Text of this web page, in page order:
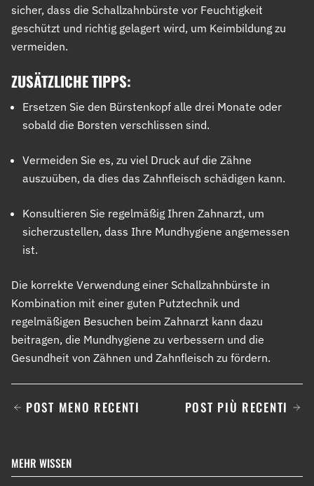
sicher, dass die Schallzahnbürste vor Feuchtigkeit
geschützt und richtig gelagert wird, um Keimbildung zu
vermeiden.
ZUSÄTZLICHE TIPPS:
Ersetzen Sie den Bürstenkopf alle drei Monate oder
sobald die Borsten verschlissen sind.
Vermeiden Sie es, zu viel Druck auf die Zähne
auszuüben, da dies das Zahnfleisch schädigen kann.
Konsultieren Sie regelmäßig Ihren Zahnarzt, um
sicherzustellen, dass Ihre Mundhygiene angemessen
ist.
Die korrekte Verwendung einer Schallzahnbürste in
Kombination mit einer guten Putztechnik und
regelmäßigen Besuchen beim Zahnarzt kann dazu
beitragen, die Mundhygiene zu verbessern und die
Gesundheit von Zähnen und Zahnfleisch zu fördern.
POST PIÙ RECENTI
POST MENO RECENTI
MEHR WISSEN